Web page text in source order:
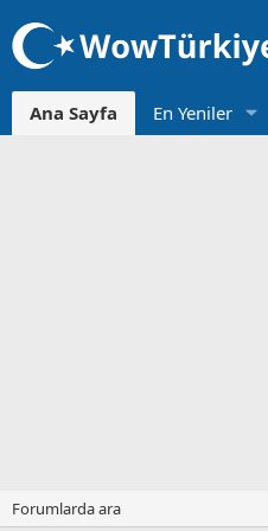
Ana Sayfa En Yeniler
Forumlarda ara